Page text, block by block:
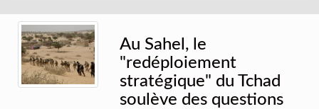
Au Sahel, le
"redéploiement
stratégique" du Tchad
soulève des questions